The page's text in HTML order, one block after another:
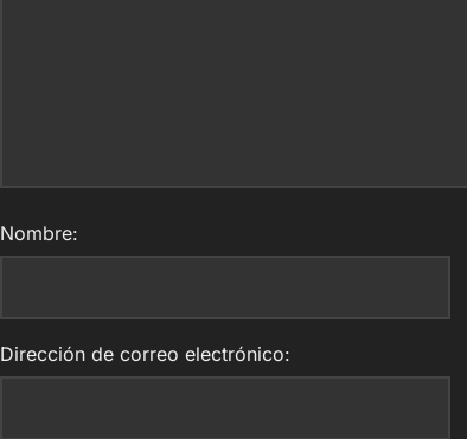
Nombre:
Dirección de correo electrónico: